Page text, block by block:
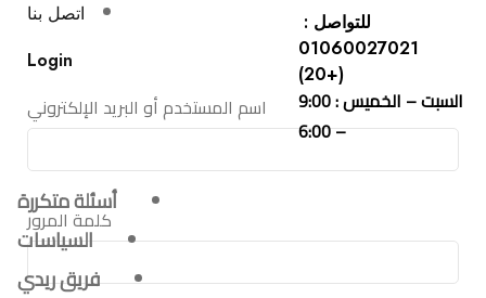
اتصل بنا
Login
اسم المستخدم أو البريد الإلكتروني
كلمة المرور
للتواصل :
01060027021
(+20)
السبت – الخميس : 9:00
– 6:00
أسئلة متكررة
السياسات
فريق ريدي